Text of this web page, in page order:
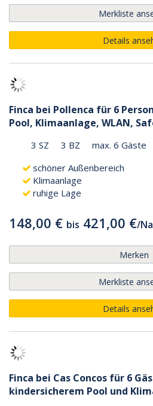
Merkliste
Details
Finca bei Pollenca für 6
Pool, Klimaanlage, WLAN,
3 SZ 3 BZ max. 6 Gäste
schöner Außenbereich
Klimaanlage
ruhige Lage
148,00 € bis 421,00 €/
Merken
Merkliste
Details
Finca bei Cas Concos für 6
kindersicherem Pool und